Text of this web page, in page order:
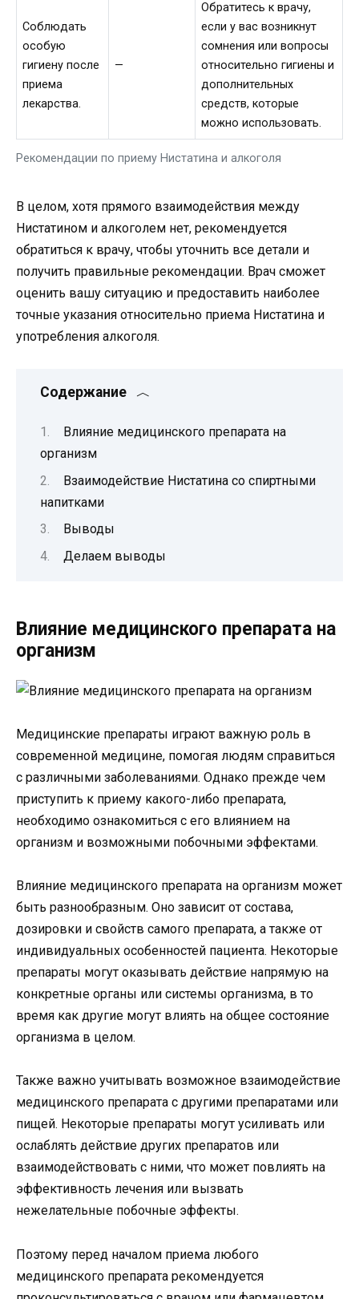
Рекомендации по приему Нистатина и алкоголя
Соблюдать
особую
гигиену после
приема
лекарства.
—
Обратитесь к врачу,
если у вас возникнут
сомнения или вопросы
относительно гигиены и
дополнительных
средств, которые
можно использовать.
В целом, хотя прямого взаимодействия между
Нистатином и алкоголем нет, рекомендуется
обратиться к врачу, чтобы уточнить все детали и
получить правильные рекомендации. Врач сможет
оценить вашу ситуацию и предоставить наиболее
точные указания относительно приема Нистатина и
употребления алкоголя.
Содержание
Влияние медицинского препарата на
организм
Взаимодействие Нистатина со спиртными
напитками
Выводы
Делаем выводы
Влияние медицинского препарата на
организм
Медицинские препараты играют важную роль в
современной медицине, помогая людям справиться
с различными заболеваниями. Однако прежде чем
приступить к приему какого-либо препарата,
необходимо ознакомиться с его влиянием на
организм и возможными побочными эффектами.
Влияние медицинского препарата на организм может
быть разнообразным. Оно зависит от состава,
дозировки и свойств самого препарата, а также от
индивидуальных особенностей пациента. Некоторые
препараты могут оказывать действие напрямую на
конкретные органы или системы организма, в то
время как другие могут влиять на общее состояние
организма в целом.
Также важно учитывать возможное взаимодействие
медицинского препарата с другими препаратами или
пищей. Некоторые препараты могут усиливать или
ослаблять действие других препаратов или
взаимодействовать с ними, что может повлиять на
эффективность лечения или вызвать
нежелательные побочные эффекты.
Поэтому перед началом приема любого
медицинского препарата рекомендуется